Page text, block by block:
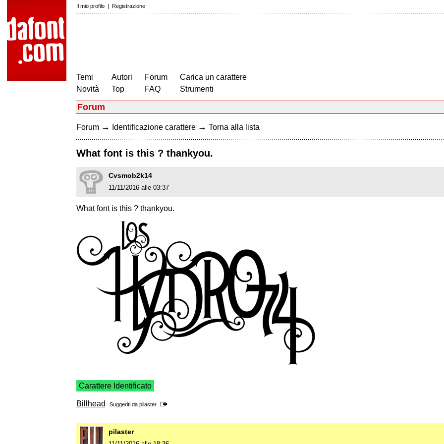
Il mio profilo | Registrazione
Temi
Novità
Autori
Top
Forum
FAQ
Carica un carattere
Strumenti
Forum
Forum → Identificazione carattere → Torna alla lista
What font is this ? thankyou.
Cvsmob2k14
11/11/2016 alle 03:37
What font is this ? thankyou.
Carattere Identificato
Billhead Suggeriti da pilaster
pilaster